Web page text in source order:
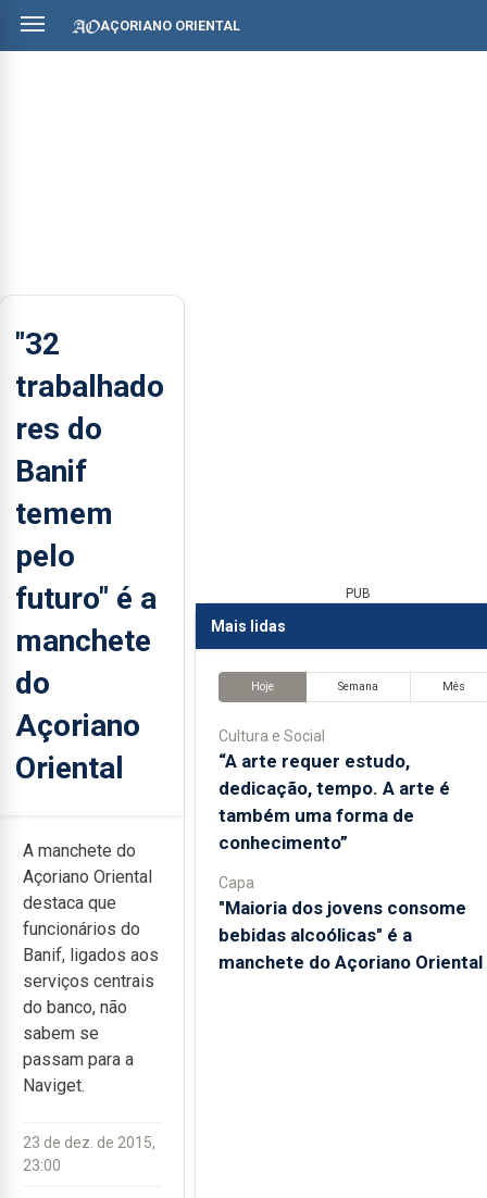
AÇORIANO ORIENTAL
"32
trabalhado
res do
Banif
temem
pelo
futuro" é a
manchete
do
Açoriano
Oriental
A manchete do
Açoriano Oriental
destaca que
funcionários do
Banif, ligados aos
serviços centrais
do banco, não
sabem se
passam para a
Naviget.
23 de dez. de 2015,
23:00
PUB
Mais lidas
Hoje Semana Mês
Cultura e Social
“A arte requer estudo,
dedicação, tempo. A arte é
também uma forma de
conhecimento”
Capa
"Maioria dos jovens consome
bebidas alcoólicas" é a
manchete do Açoriano Oriental